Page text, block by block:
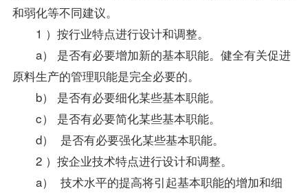
和弱化等不同建议。
1 ）按行业特点进行设计和调整。
a） 是否有必要增加新的基本职能。健全有关促进
原料生产的管理职能是完全必要的。
b） 是否有必要细化某些基本职能。
c） 是否有必要简化某些基本职能。
d） 是否有必要强化某些基本职能。
2 ）按企业技术特点进行设计和调整。
a） 技术水平的提高将引起基本职能的增加和细